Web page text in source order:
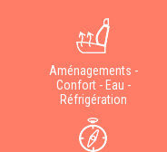
Aménagements -
Confort - Eau -
Réfrigération